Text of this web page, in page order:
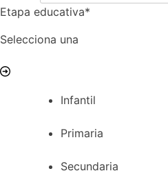
Etapa educativa*
Selecciona una
Infantil
Primaria
Secundaria